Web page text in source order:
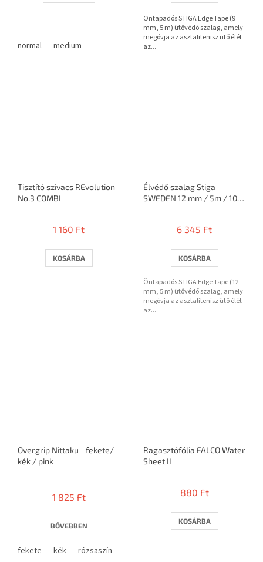
normal medium
Öntapadós STIGA Edge Tape (9
mm, 5 m) ütővédő szalag, amely
megóvja az asztalitenisz ütő élét
az...
Tisztító szivacs REvolution
No.3 COMBI
1 160 Ft
KOSÁRBA
Élvédő szalag Stiga
SWEDEN 12 mm / 5m / 10
6 345 Ft
KOSÁRBA
Öntapadós STIGA Edge Tape (12
mm, 5 m) ütővédő szalag, amely
megóvja az asztalitenisz ütő élét
az...
Overgrip Nittaku - fekete/
kék / pink
átlagos
5-
ből
csillag.
1 825 Ft
BŐVEBBEN
fekete kék rózsaszín
Ragasztófólia FALCO Water
Sheet II
880 Ft
KOSÁRBA